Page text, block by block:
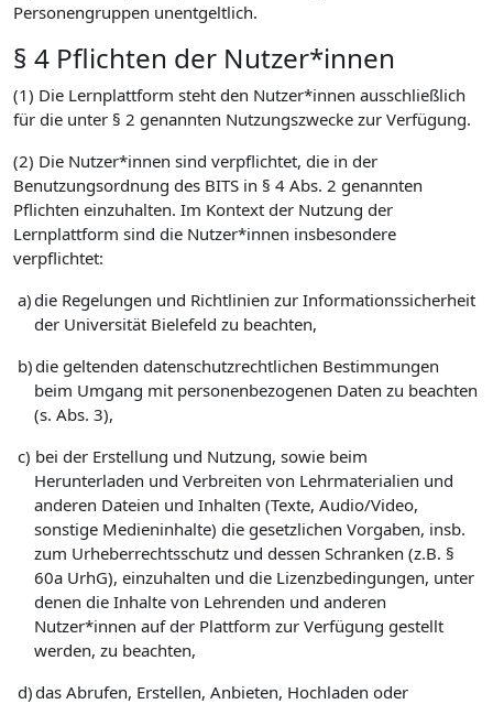
Personengruppen unentgeltlich.
§ 4 Pflichten der Nutzer*innen
(1) Die Lernplattform steht den Nutzer*innen ausschließlich
für die unter § 2 genannten Nutzungszwecke zur Verfügung.
(2) Die Nutzer*innen sind verpflichtet, die in der
Benutzungsordnung des BITS in § 4 Abs. 2 genannten
Pflichten einzuhalten. Im Kontext der Nutzung der
Lernplattform sind die Nutzer*innen insbesondere
verpflichtet:
a)die Regelungen und Richtlinien zur Informationssicherheit
der Universität Bielefeld zu beachten,
b)die geltenden datenschutzrechtlichen Bestimmungen
beim Umgang mit personenbezogenen Daten zu beachten
(s. Abs. 3),
c) bei der Erstellung und Nutzung, sowie beim
Herunterladen und Verbreiten von Lehrmaterialien und
anderen Dateien und Inhalten (Texte, Audio/Video,
sonstige Medieninhalte) die gesetzlichen Vorgaben, insb.
zum Urheberrechtsschutz und dessen Schranken (z.B. §
60a UrhG), einzuhalten und die Lizenzbedingungen, unter
denen die Inhalte von Lehrenden und anderen
Nutzer*innen auf der Plattform zur Verfügung gestellt
werden, zu beachten,
d)das Abrufen, Erstellen, Anbieten, Hochladen oder